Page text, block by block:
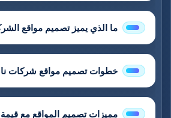
ما الذي يميز تصميم مواقع
خطوات تصميم مواقع شركات
مميزات تصميم المواقع مع